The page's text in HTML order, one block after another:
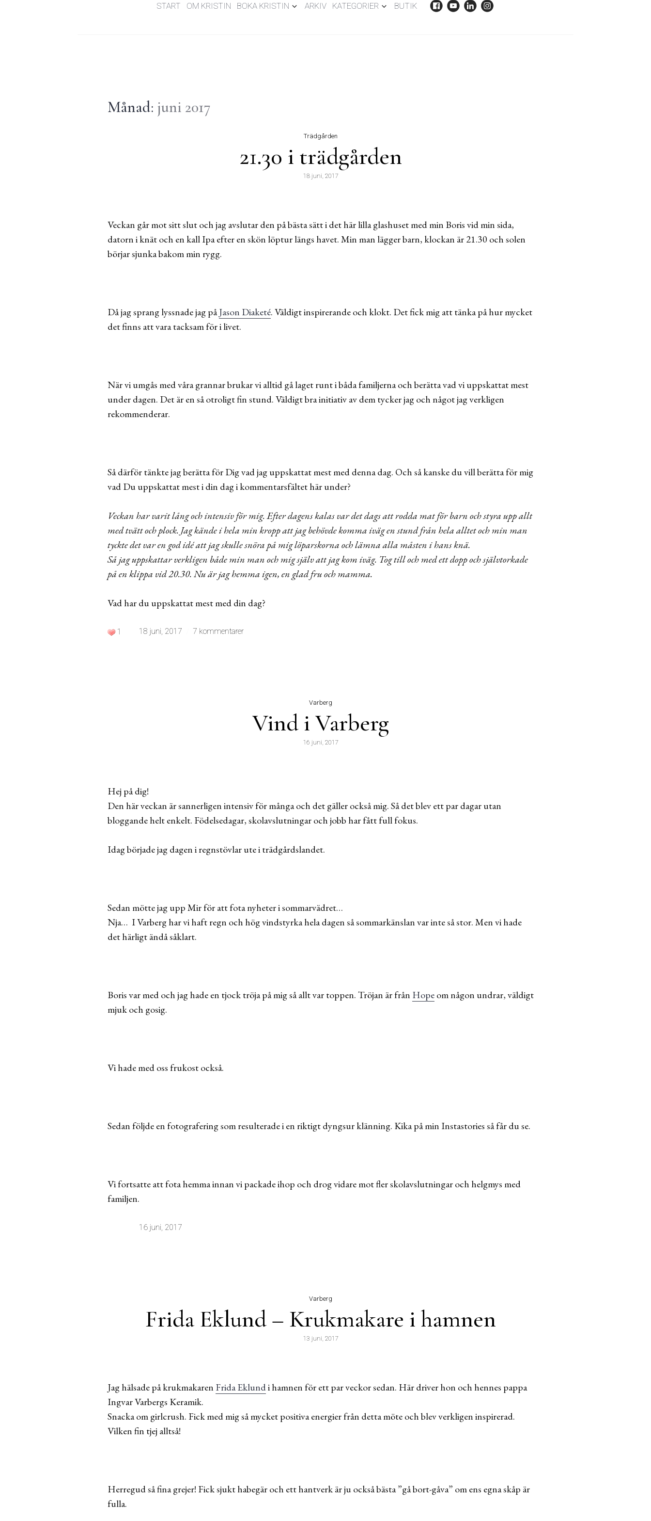
START OM KRISTIN BOKA KRISTIN ARKIV KATEGORIER BUTIK
Månad: juni 2017
Trädgården
21.30 i trädgården
18 juni, 2017
Veckan går mot sitt slut och jag avslutar den på bästa sätt i det här lilla glashuset med min Boris vid min sida,
datorn i knät och en kall Ipa efter en skön löptur längs havet. Min man lägger barn, klockan är 21.30 och solen
börjar sjunka bakom min rygg.
Då jag sprang lyssnade jag påJason Diaketé. Väldigt inspirerande och klokt. Det fick mig att tänka på hur mycket
det finns att vara tacksam för i livet.
När vi umgås med våra grannar brukar vi alltid gå laget runt i båda familjerna och berätta vad vi uppskattat mest
under dagen. Det är en så otroligt fin stund. Väldigt bra initiativ av dem tycker jag och något jag verkligen
rekommenderar.
Så därför tänkte jag berätta för Dig vad jag uppskattat mest med denna dag. Och så kanske du vill berätta för mig
vad Du uppskattat mest i din dag i kommentarsfältet här under?
Veckan har varit lång och intensiv för mig. Efter dagens kalas var det dags att rodda mat för barn och styra upp allt
med tvätt och plock. Jag kände i hela min kropp att jag behövde komma iväg en stund från hela alltet och min man
tyckte det var en god idé att jag skulle snöra på mig löparskorna och lämna alla måsten i hans knä.
Så jag uppskattar verkligen både min man och mig själv att jag kom iväg. Tog till och med ett dopp och självtorkade
på en klippa vid 20.30. Nu är jag hemma igen, en glad fru och mamma.
Vad har du uppskattat mest med din dag?
1 18 juni, 2017 7 kommentarer
Varberg
Vind i Varberg
16 juni, 2017
Hej på dig!
Den här veckan är sannerligen intensiv för många och det gäller också mig. Så det blev ett par dagar utan
bloggande helt enkelt. Födelsedagar, skolavslutningar och jobb har fått full fokus.
Idag började jag dagen i regnstövlar ute i trädgårdslandet.
Sedan mötte jag upp Mir för att fota nyheter i sommarvädret…
Nja… I Varberg har vi haft regn och hög vindstyrka hela dagen så sommarkänslan var inte så stor. Men vi hade
det härligt ändå såklart.
Boris var med och jag hade en tjock tröja på mig så allt var toppen. Tröjan är från Hopeom någon undrar, väldigt
mjuk och gosig.
Vi hade med oss frukost också.
Sedan följde en fotografering som resulterade i en riktigt dyngsur klänning. Kika på min Instastories så får du se.
Vi fortsatte att fota hemma innan vi packade ihop och drog vidare mot fler skolavslutningar och helgmys med
familjen.
16 juni, 2017
Varberg
Frida Eklund – Krukmakare i hamnen
13 juni, 2017
Jag hälsade på krukmakaren Frida Eklundi hamnen för ett par veckor sedan. Här driver hon och hennes pappa
Ingvar Varbergs Keramik.
Snacka om girlcrush. Fick med mig så mycket positiva energier från detta möte och blev verkligen inspirerad.
Vilken fin tjej alltså!
Herregud så fina grejer! Fick sjukt habegär och ett hantverk är ju också bästa ”gå bort-gåva” om ens egna skåp är
fulla.